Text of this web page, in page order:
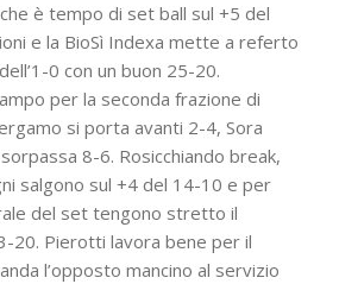
è tempo di set ball sul +5 del
e la BioSì Indexa mette a referto
0 con un buon 25-20.
per la seconda frazione di
si porta avanti 2-4, Sora
8-6. Rosicchiando break,
salgono sul +4 del 14-10 e per
del set tengono stretto il
20. Pierotti lavora bene per il
l’opposto mancino al servizio